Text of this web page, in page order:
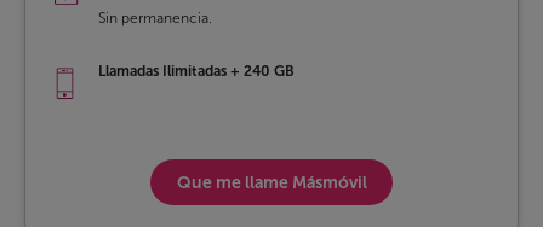
Que me llameMásmóvil
Sin permanencia.
Llamadas Ilimitadas + 240 GB